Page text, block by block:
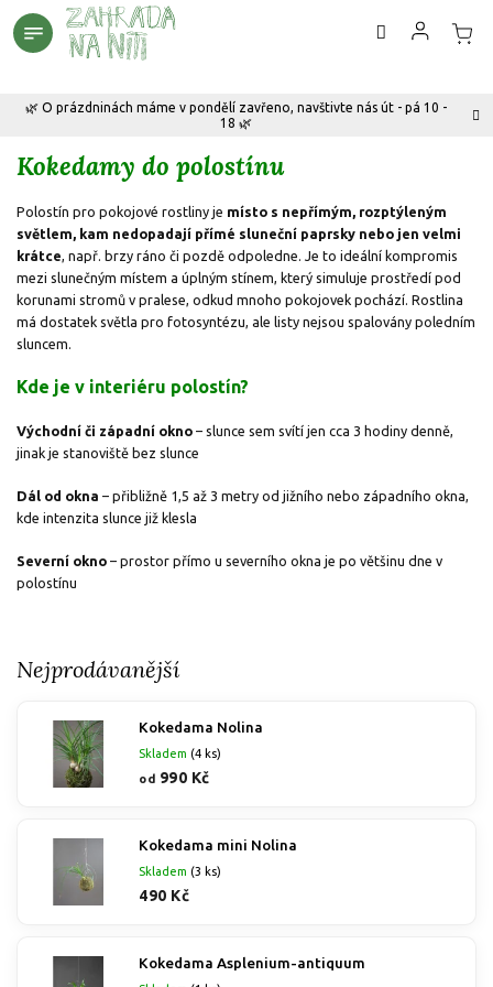
Přejít
na
🌿 O prázdninách máme v pondělí zavřeno, navštivte nás út - pá 10 -
18 🌿
Kokedamy do polostínu
Polostín pro pokojové rostliny je místo s nepřímým, rozptýleným
světlem, kam nedopadají přímé sluneční paprsky nebo jen velmi
krátce, např. brzy ráno či pozdě odpoledne. Je to ideální kompromis
mezi slunečným místem a úplným stínem, který simuluje prostředí pod
korunami stromů v pralese, odkud mnoho pokojovek pochází. Rostlina
má dostatek světla pro fotosyntézu, ale listy nejsou spalovány poledním
sluncem.
Kde je v interiéru polostín?
Východní či západní okno – slunce sem svítí jen cca 3 hodiny denně,
jinak je stanoviště bez slunce
Dál od okna – přibližně 1,5 až 3 metry od jižního nebo západního okna,
kde intenzita slunce již klesla
Severní okno – prostor přímo u severního okna je po většinu dne v
polostínu
Nejprodávanější
Kokedama Nolina
Skladem (4 ks)
od 990 Kč
Kokedama mini Nolina
Skladem (3 ks)
490 Kč
Kokedama Asplenium-antiquum